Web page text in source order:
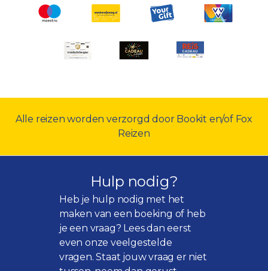
Alle reizen worden verzorgd door Bookit en/of Fox
Reizen
Hulp nodig?
Heb je hulp nodig met het
maken van een boeking of heb
je een vraag? Lees dan eerst
even onzeveelgestelde
vragen. Staat jouw vraag er niet